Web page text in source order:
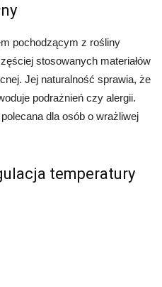
pochodzącym z rośliny
stosowanych materiałów
Jej naturalność sprawia, że
podrażnień czy alergii.
dla osób o wrażliwej
temperatury